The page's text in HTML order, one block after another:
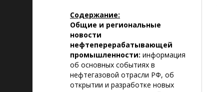
Содержание:
Общие и региональные
новости
нефтеперерабатывающей
промышленности: информация
об основных событиях в
нефтегазовой отрасли РФ, об
открытии и разработке новых